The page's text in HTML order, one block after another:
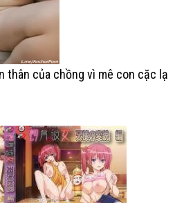
thân của chồng vì mê con cặc lạ